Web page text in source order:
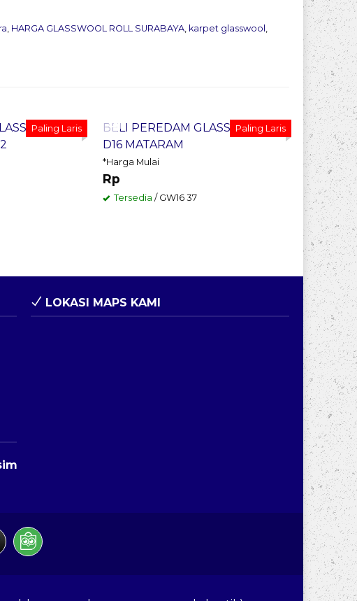
, HARGA GLASSWOOL ROLL SURABAYA, karpet glasswool ,
Paling Laris Paling Laris
BELI PEREDAM GLASSWOOL
D16 MATARAM
*Harga Mulai
Rp
Tersedia / GW16 37
*Harga
Rp
Tersedia
LOKASI MAPS KAMI